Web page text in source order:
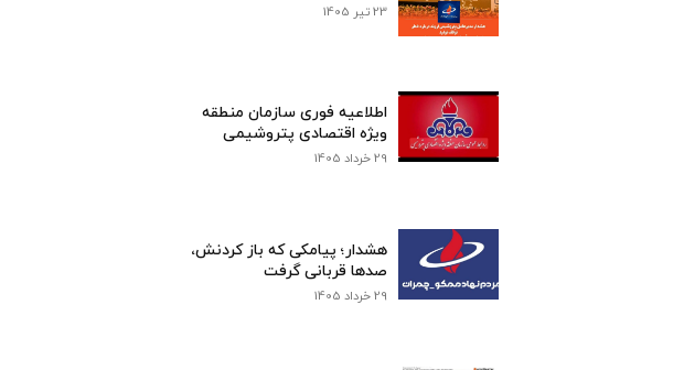
23 تیر 1405
اطلاعیه فوری سازمان منطقه
ویژه اقتصادی پتروشیمی
29 خرداد 1405
هشدار؛ پیامکی که باز کردنش،
صدها قربانی گرفت
29 خرداد 1405